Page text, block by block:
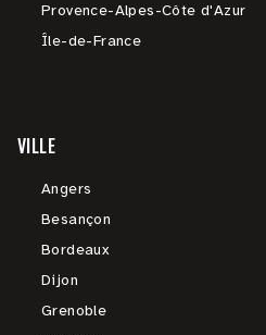
Provence-Alpes-Côte d'Azur
Île-de-France
VILLE
Angers
Besançon
Bordeaux
Dijon
Grenoble